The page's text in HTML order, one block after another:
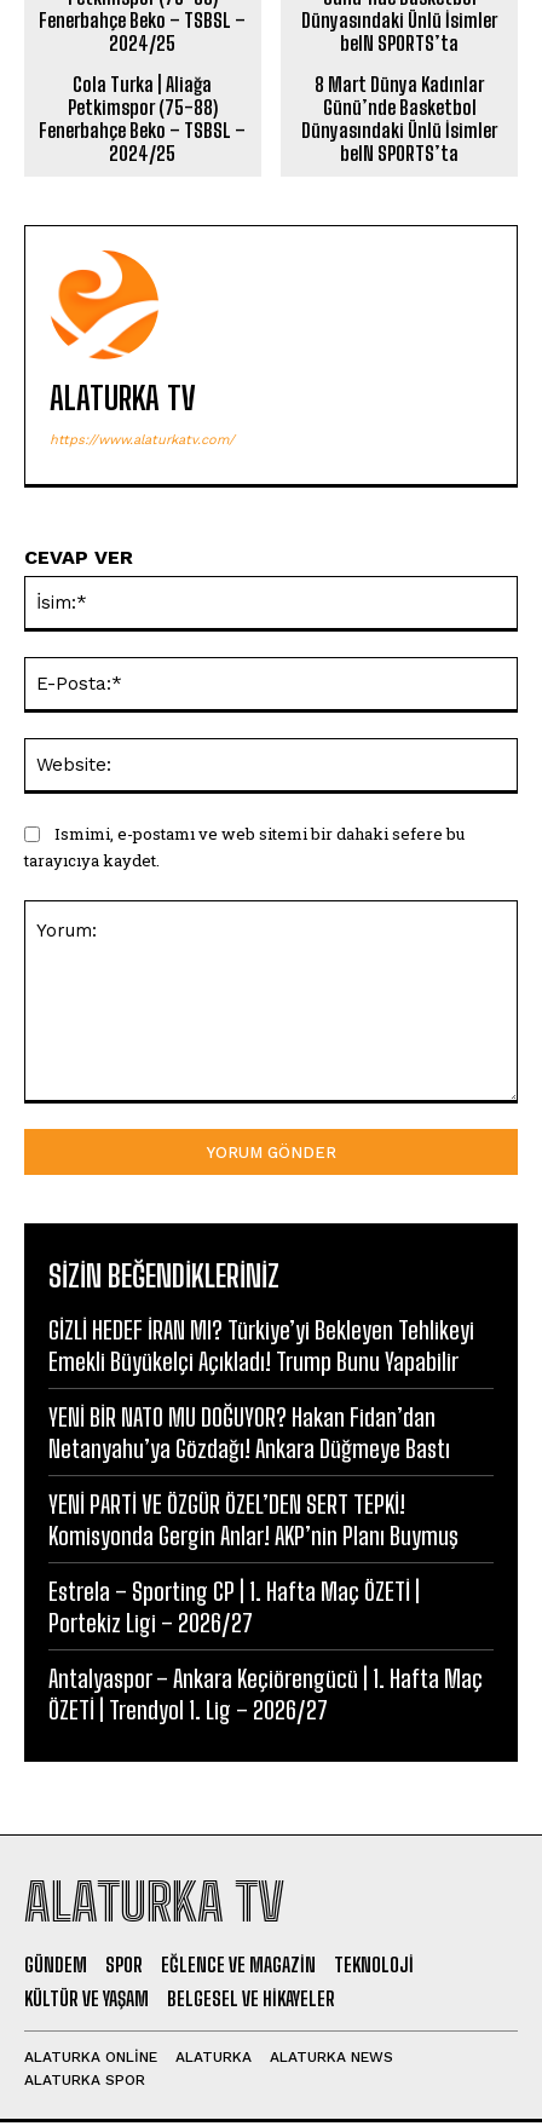
Cola Turka | Aliağa
Petkimspor (75-88)
Fenerbahçe Beko – TSBSL –
2024/25
8 Mart Dünya Kadınlar
Günü’nde Basketbol
Dünyasındaki Ünlü İsimler
beIN SPORTS’ta
ALATURKA TV
https://www.alaturkatv.com/
CEVAP VER
Ismimi, e-postamı ve web sitemi bir dahaki sefere bu
tarayıcıya kaydet.
SIZIN BEĞENDIKLERINIZ
GİZLİ HEDEF İRAN MI? Türkiye’yi Bekleyen Tehlikeyi
Emekli Büyükelçi Açıkladı! Trump Bunu Yapabilir
YENİ BİR NATO MU DOĞUYOR? Hakan Fidan’dan
Netanyahu’ya Gözdağı! Ankara Düğmeye Bastı
YENİ PARTİ VE ÖZGÜR ÖZEL’DEN SERT TEPKİ!
Komisyonda Gergin Anlar! AKP’nin Planı Buymuş
Estrela – Sporting CP | 1. Hafta Maç ÖZETİ |
Portekiz Ligi – 2026/27
Antalyaspor – Ankara Keçiörengücü | 1. Hafta Maç
ÖZETİ | Trendyol 1. Lig – 2026/27
ALATURKA TV
GÜNDEM SPOR EĞLENCE VE MAGAZIN
TEKNOLOJI
KÜLTÜR VE YAŞAM
BELGESEL VE HIKAYELER
ALATURKA ONLINE ALATURKA
ALATURKA NEWS
ALATURKA SPOR